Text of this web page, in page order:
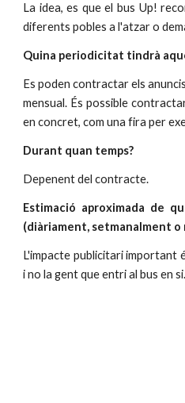
La idea, es que el bus Up!
diferents pobles a l'atzar o
Quina periodicitat tindrà
Es poden contractar els
mensual. És possible
en concret, com una fira per
Durant quan temps?
Depenent del contracte.
Estimació aproximada de
(diàriament, setmanalment o
L'impacte publicitari important
i no la gent que entri al bus en si.